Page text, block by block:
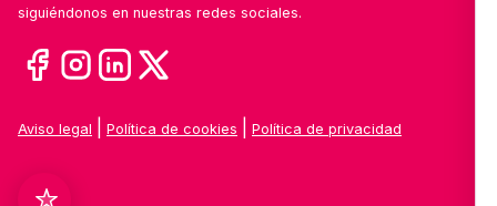
siguiéndonos en nuestras redes sociales.
Aviso legal Política de cookies Política de privacidad